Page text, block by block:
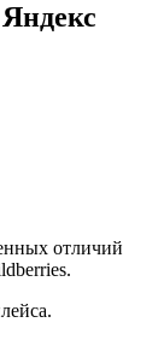
отличий